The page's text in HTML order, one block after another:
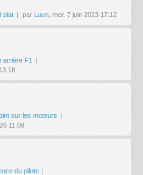
plat par Luun , mer. 7 juin 2023 17:12
arrière F1
sur les moteurs
11:09
du pilote